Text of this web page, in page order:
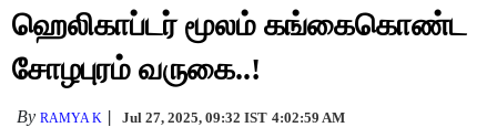
ஹெலிகாப்டர் மூலம் கங்கைகொண்ட
சோழபுரம் வருகை..!
ByRAMYA K Jul 27, 2025, 09:32 IST 4:02:59 AM